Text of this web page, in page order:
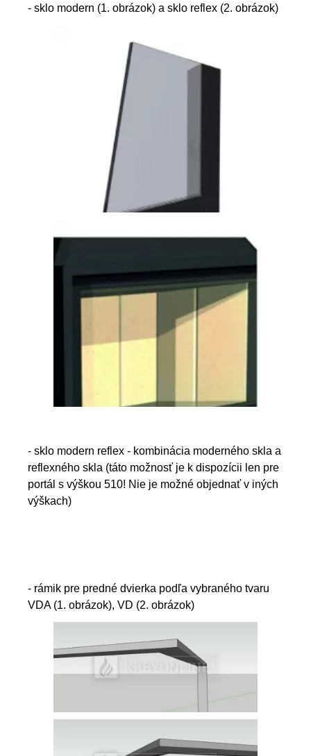
- sklo modern (1. obrázok) a sklo reflex (2. obrázok)
- sklo modern reflex - kombinácia moderného skla a
reflexného skla (táto možnosť je k dispozícii len pre
portál s výškou 510! Nie je možné objednať v iných
výškach)
- rámik pre predné dvierka podľa vybraného tvaru
VDA (1. obrázok), VD (2. obrázok)